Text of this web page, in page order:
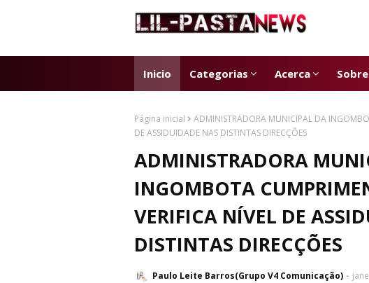
Inicio Categorias Acerca Sobre
Página inicial
ADMINISTRADORA MUNICIPAL DA
DE ASSIDUIDADE NAS DISTINTAS DIRECÇÕES
ADMINISTRADORA
INGOMBOTA
VERIFICA NÍVEL DE
DISTINTAS DIRECÇÕES
Paulo Leite Barros(Grupo V4 Comunicação)